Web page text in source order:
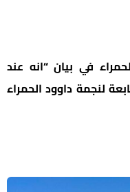
في بيان “انه عند
ورد على بدالة 101 التابعة لنجمة داوود الحمراء